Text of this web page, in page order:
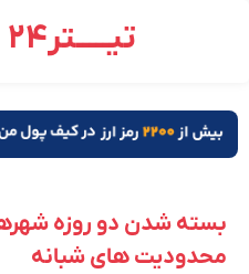
تیـــــتر24
بسته شدن دو روزه
محدودیت های شبانه